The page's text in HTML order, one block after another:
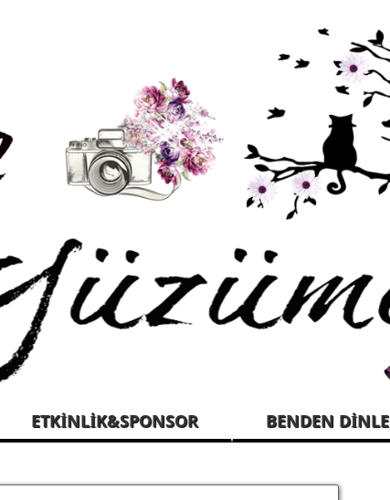
ETKİNLİK&SPONSOR BENDEN DİNLE